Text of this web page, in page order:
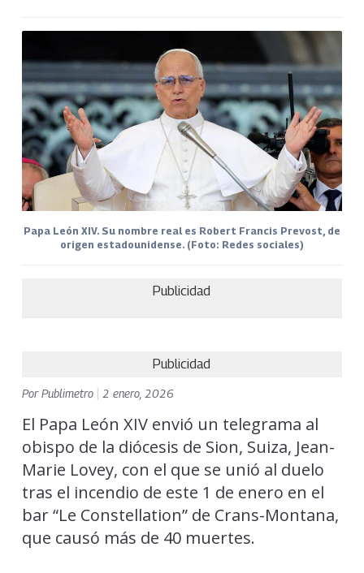
Papa León XIV. Su nombre real es Robert Francis Prevost​​, de
origen estadounidense. (Foto: Redes sociales)
Publicidad
Publicidad
PorPublimetro 2 enero, 2026
El Papa León XIV envió un telegrama al
obispo de la diócesis de Sion, Suiza, Jean-
Marie Lovey, con el que se unió al duelo
tras el incendio de este 1 de enero en el
bar “Le Constellation” de Crans-Montana,
que causó más de 40 muertes.